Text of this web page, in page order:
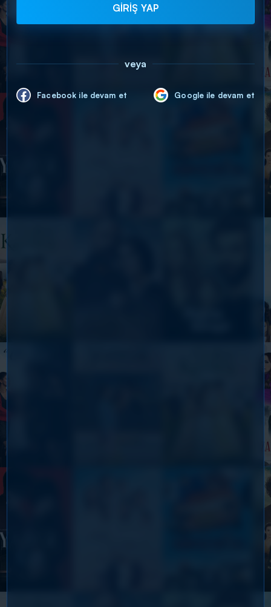
GİRİŞ YAP
veya
Facebook ile devam et Google ile devam et